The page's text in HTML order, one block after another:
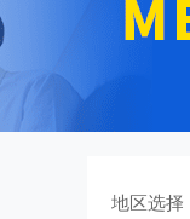
地区选择